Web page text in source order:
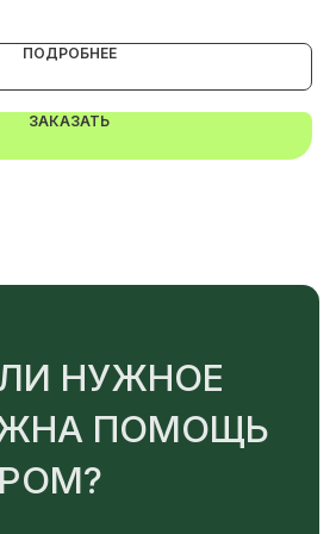
ПОДРОБНЕЕ
ЗАКАЗАТЬ